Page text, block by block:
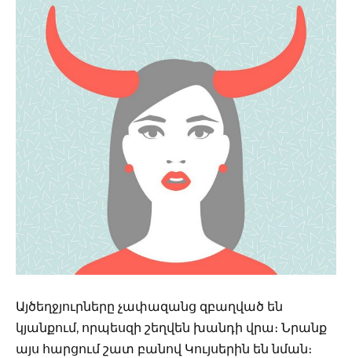
Այծեղջյուրները չափազանց զբաղված են
կյանքում, որպեսզի շեղվեն խանդի վրա։ Նրանք
այս հարցում շատ բանով Կույսերին են նման։